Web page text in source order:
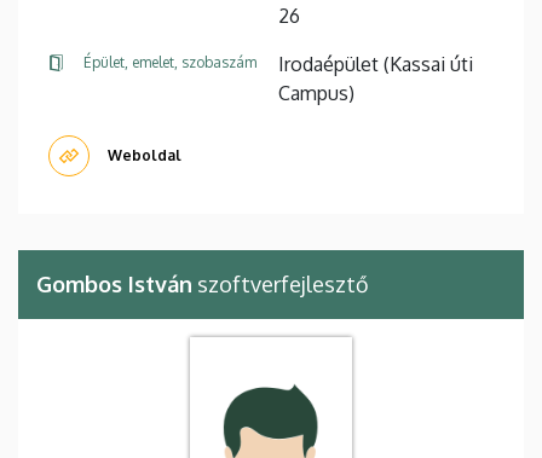
26
Épület, emelet, szobaszám
Irodaépület (Kassai úti
Campus)
Weboldal
Gombos István szoftverfejlesztő